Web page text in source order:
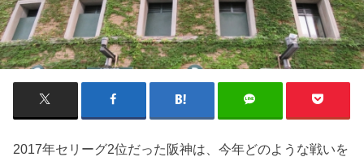
2017年セリーグ2位だった阪神は、今年どのような戦いを